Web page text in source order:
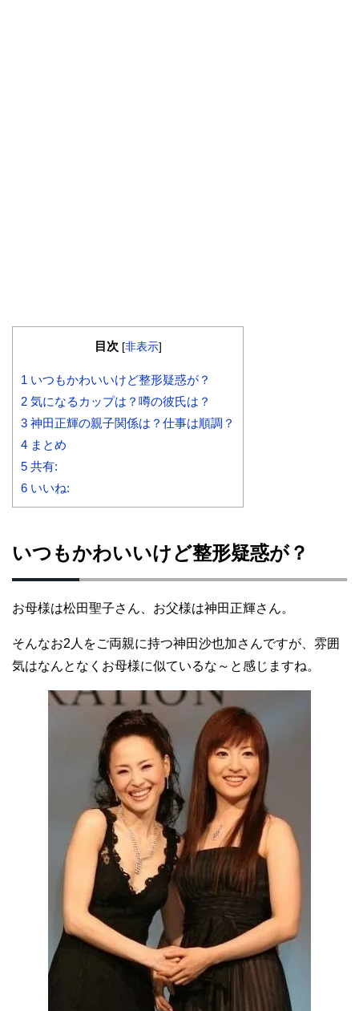
目次 [非表示]
1 いつもかわいいけど整形疑惑が？
2 気になるカップは？噂の彼氏は？
3 神田正輝の親子関係は？仕事は順調？
4 まとめ
5 共有:
6 いいね:
いつもかわいいけど整形疑惑が？
お母様は松田聖子さん、お父様は神田正輝さん。
そんなお2人をご両親に持つ神田沙也加さんですが、雰囲
気はなんとなくお母様に似ているな～と感じますね。